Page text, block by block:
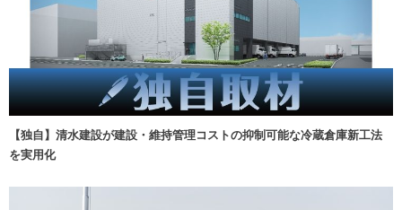
【独自】清水建設が建設・維持管理コストの抑制可能な冷蔵倉庫新工法
を実用化